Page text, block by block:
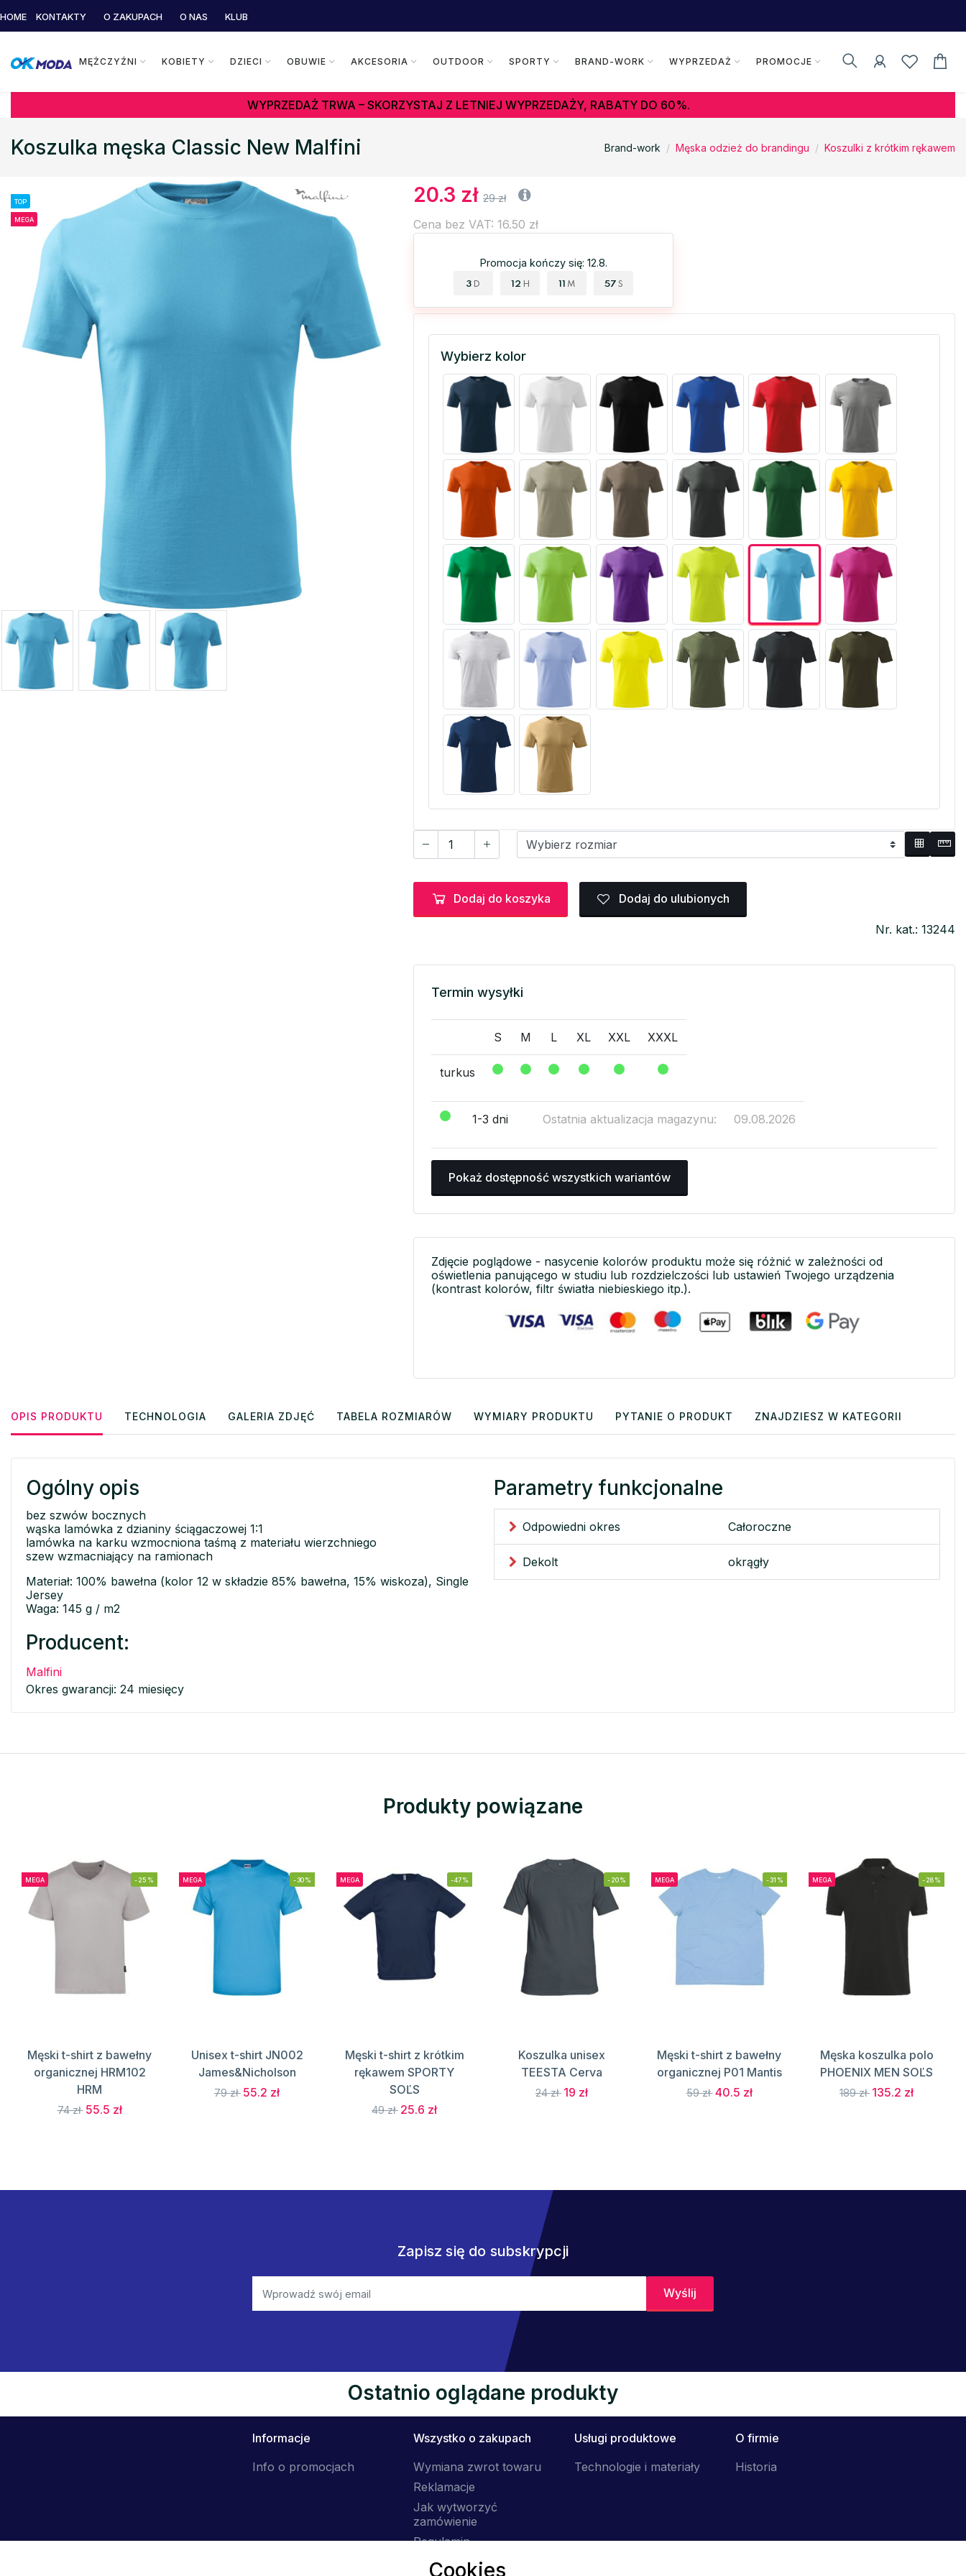
HOME KONTAKTY O ZAKUPACH O NAS KLUB
MĘŻCZYŹNI KOBIETY DZIECI OBUWIE AKCESORIA OUTDOOR SPORTY BRAND-WORK WYPRZEDAŻ PROMOCJE
WYPRZEDAŻ TRWA – SKORZYSTAJ Z LETNIEJ WYPRZEDAŻY, RABATY DO 60%.
Koszulka męska Classic New Malfini Brand-work Męska odzież do brandingu Koszulki z krótkim rękawem
TOP
MEGA
20.3 zł 29 zł
Cena bez VAT: 16.50 zł
Promocja kończy się: 12.8.
3 D 12 H 11 M 56 S
Wybierz kolor
Dodaj do koszyka Dodaj do ulubionych
Nr. kat.: 13244
Termin wysyłki
S M L XL XXL XXXL
turkus
1-3 dni Ostatnia aktualizacja magazynu: 09.08.2026
Pokaż dostępność wszystkich wariantów
Zdjęcie poglądowe - nasycenie kolorów produktu może się różnić w zależności od
oświetlenia panującego w studiu lub rozdzielczości lub ustawień Twojego urządzenia
(kontrast kolorów, filtr światła niebieskiego itp.).
OPIS PRODUKTU TECHNOLOGIA GALERIA ZDJĘĆ TABELA ROZMIARÓW WYMIARY PRODUKTU PYTANIE O PRODUKT ZNAJDZIESZ W KATEGORII
Ogólny opis
bez szwów bocznych
wąska lamówka z dzianiny ściągaczowej 1:1
lamówka na karku wzmocniona taśmą z materiału wierzchniego
szew wzmacniający na ramionach
Materiał: 100% bawełna (kolor 12 w składzie 85% bawełna, 15% wiskoza), Single
Jersey
Waga: 145 g / m2
Producent:
Malfini
Okres gwarancji: 24 miesięcy
Parametry funkcjonalne
Odpowiedni okres Całoroczne
Dekolt okrągły
Produkty powiązane
MEGA -25%
Męski t-shirt z bawełny
organicznej HRM102
HRM
74 zł 55.5 zł
MEGA -30%
Unisex t-shirt JN002
James&Nicholson
79 zł 55.2 zł
MEGA -47%
Męski t-shirt z krótkim
rękawem SPORTY
SOĽS
49 zł 25.6 zł
-20%
Koszulka unisex
TEESTA Cerva
24 zł 19 zł
MEGA -31%
Męski t-shirt z bawełny
organicznej P01 Mantis
59 zł 40.5 zł
MEGA -28%
Męska koszulka polo
PHOENIX MEN SOĽS
189 zł 135.2 zł
Zapisz się do subskrypcji
Ostatnio oglądane produkty
Informacje
Info o promocjach
Wszystko o zakupach
Wymiana zwrot towaru
Reklamacje
Jak wytworzyć
zamówienie
Regulamin
Dostawa
Usługi produktowe
Technologie i materiały
O firmie
Historia
Cookies